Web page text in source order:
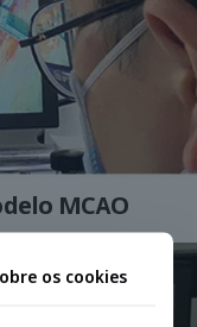
MCAO
os cookies